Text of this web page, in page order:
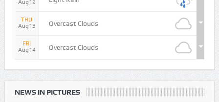
Aug12
THU
Aug13
Overcast Clouds
FRI
Aug14
Overcast Clouds
NEWS IN PICTURES